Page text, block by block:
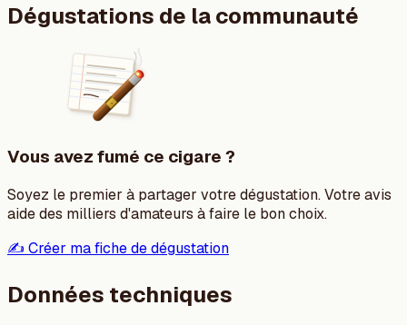
Dégustations de la communauté
Vous avez fumé ce cigare ?
Soyez le premier à partager votre dégustation. Votre avis
aide des milliers d'amateurs à faire le bon choix.
✍️ Créer ma fiche de dégustation
Données techniques